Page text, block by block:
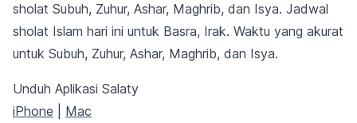
sholat Subuh, Zuhur, Ashar, Maghrib, dan Isya. Jadwal
sholat Islam hari ini untuk Basra, Irak. Waktu yang akurat
untuk Subuh, Zuhur, Ashar, Maghrib, dan Isya.
Unduh Aplikasi Salaty
iPhone
Mac